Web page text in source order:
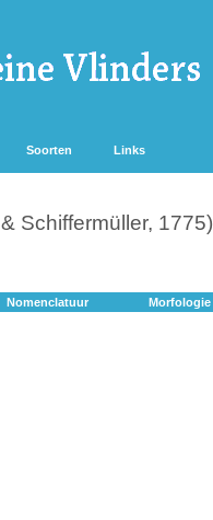
Soorten Links
Schiffermüller, 1775)
Nomenclatuur Morfologie